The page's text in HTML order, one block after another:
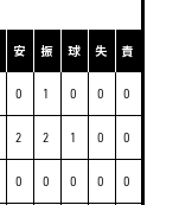
安 振 球 失 責
0 1 0 0 0
2 2 1 0 0
0 0 0 0 0